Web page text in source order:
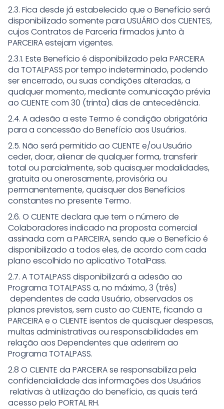
2.3. Fica desde já estabelecido que o Benefício será
disponibilizado somente para USUÁRIO dos CLIENTES,
cujos Contratos de Parceria firmados junto à
PARCEIRA estejam vigentes.
2.3.1. Este Benefício é disponibilizado pela PARCEIRA
da TOTALPASS por tempo indeterminado, podendo
ser encerrado, ou suas condições alteradas, a
qualquer momento, mediante comunicação prévia
ao CLIENTE com 30 (trinta) dias de antecedência.
2.4. A adesão a este Termo é condição obrigatória
para a concessão do Benefício aos Usuários.
2.5. Não será permitido ao CLIENTE e/ou Usuário
ceder, doar, alienar de qualquer forma, transferir
total ou parcialmente, sob quaisquer modalidades,
gratuita ou onerosamente, provisória ou
permanentemente, quaisquer dos Benefícios
constantes no presente Termo.
2.6. O CLIENTE declara que tem o número de
Colaboradores indicado na proposta comercial
assinada com a PARCEIRA, sendo que o Benefício é
disponibilizado a todos eles, de acordo com cada
plano escolhido no aplicativo TotalPass.
2.7. A TOTALPASS disponibilizará a adesão ao
Programa TOTALPASS a, no máximo, 3 (três)
dependentes de cada Usuário, observados os
planos previstos, sem custo ao CLIENTE, ficando a
PARCEIRA e o CLIENTE isentos de quaisquer despesas,
multas administrativas ou responsabilidades em
relação aos Dependentes que aderirem ao
Programa TOTALPASS.
2.8 O CLIENTE da PARCEIRA se responsabiliza pela
confidencialidade das informações dos Usuários
relativas à utilização do benefício, as quais terá
acesso pelo PORTAL RH.